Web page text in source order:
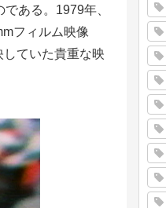
ある。1979年、
フィルム映像
ていた貴重な映